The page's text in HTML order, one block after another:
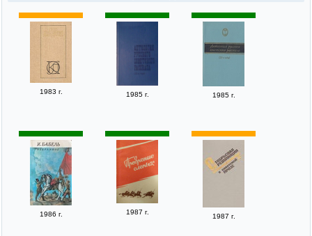
1983 г. 1985 г. 1985 г.
1986 г. 1987 г.
1987 г.